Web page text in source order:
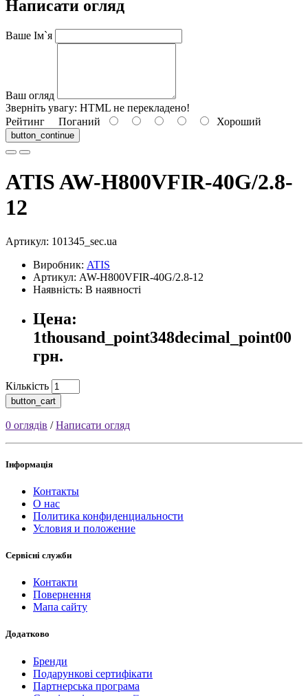
Написати огляд
Ваше Ім`я
Ваш огляд
Зверніть увагу: HTML не перекладено!
Рейтинг Поганий Хороший
button_continue
ATIS AW-H800VFIR-40G/2.8-
12
Артикул: 101345_sec.ua
Виробник: ATIS
Артикул: AW-H800VFIR-40G/2.8-12
Наявність: В наявності
Цена:
1thousand_point348decimal_point00
грн.
Кількість
button_cart
0 оглядів /Написати огляд
Інформація
Контакты
О нас
Политика конфиденциальности
Условия и положение
Сервісні служби
Контакти
Повернення
Мапа сайту
Додатково
Бренди
Подарункові сертифікати
Партнерська програма